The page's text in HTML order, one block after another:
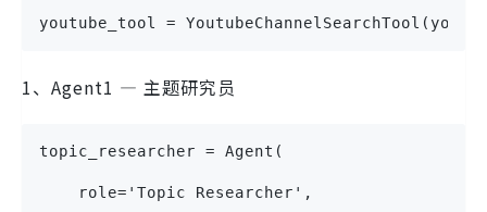
youtube_tool =
1、Agent1 — 主题研究员
topic_researcher = Agent(
    role='Topic Researcher',